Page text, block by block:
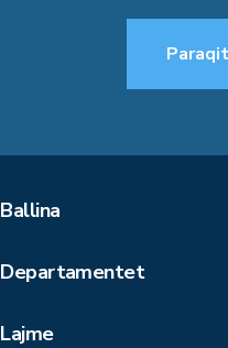
Ballina
Departamentet
Lajme